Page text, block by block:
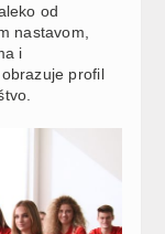
od
nastavom,
i
profil